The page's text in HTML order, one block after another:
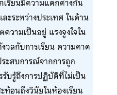
รียนมีความแตกต่างกัน
ะระหว่างประเทศ ในด้าน
วามเป็นอยู่ แรงจูงใจใน
วลกับการเรียน ความคาด
ะสบการณ์จากการถูก
บรู้ถึงการปฏิบัติที่ไม่เป็น
ท้อนถึงวินัยในห้องเรียน